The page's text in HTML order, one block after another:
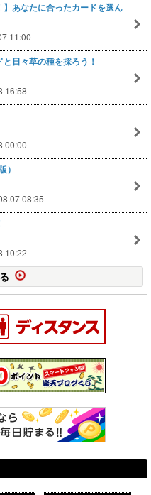
】あなたに合ったカードを選ん
11:00
日々草の種を採ろう！
16:58
00:00
）
08:35
10:22